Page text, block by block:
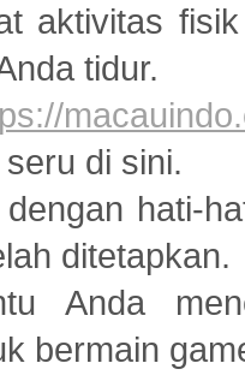
aktivitas
tidur.
di sini.
hati-
ditetapkan.
Anda
bermain